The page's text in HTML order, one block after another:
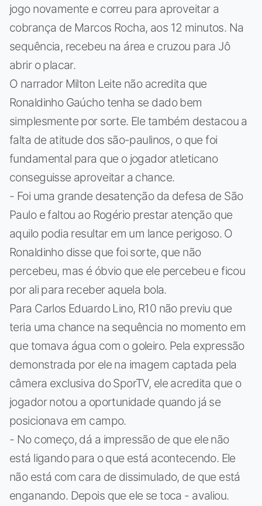
jogo novamente e correu para aproveitar a
cobrança de Marcos Rocha, aos 12 minutos. Na
sequência, recebeu na área e cruzou para Jô
abrir o placar.
O narrador Milton Leite não acredita que
Ronaldinho Gaúcho tenha se dado bem
simplesmente por sorte. Ele também destacou a
falta de atitude dos são-paulinos, o que foi
fundamental para que o jogador atleticano
conseguisse aproveitar a chance.
- Foi uma grande desatenção da defesa de São
Paulo e faltou ao Rogério prestar atenção que
aquilo podia resultar em um lance perigoso. O
Ronaldinho disse que foi sorte, que não
percebeu, mas é óbvio que ele percebeu e ficou
por ali para receber aquela bola.
Para Carlos Eduardo Lino, R10 não previu que
teria uma chance na sequência no momento em
que tomava água com o goleiro. Pela expressão
demonstrada por ele na imagem captada pela
câmera exclusiva do SporTV, ele acredita que o
jogador notou a oportunidade quando já se
posicionava em campo.
- No começo, dá a impressão de que ele não
está ligando para o que está acontecendo. Ele
não está com cara de dissimulado, de que está
enganando. Depois que ele se toca - avaliou.